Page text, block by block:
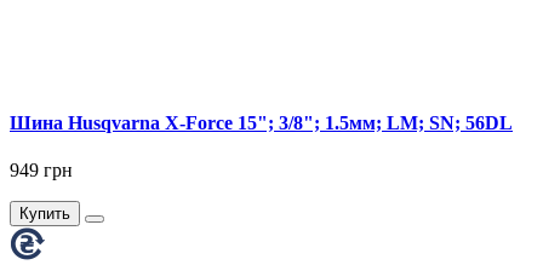
Шина Husqvarna X-Force 15"; 3/8"; 1.5мм; LM; SN; 56DL
949 грн
Купить